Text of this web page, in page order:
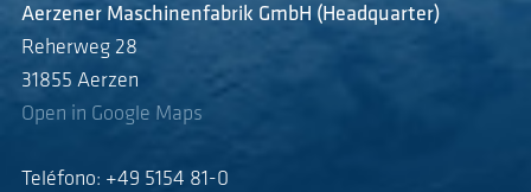
Aerzener Maschinenfabrik GmbH (Headquarter)
Reherweg 28
31855 Aerzen
Open in Google Maps
Teléfono: +49 5154 81-0